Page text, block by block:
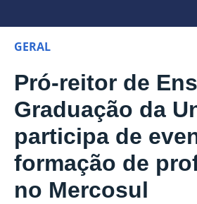
GERAL
Pró-reitor de
Graduação da
participa de
formação de
no Mercosul